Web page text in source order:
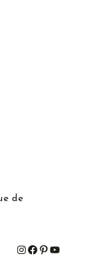
de
# # # #